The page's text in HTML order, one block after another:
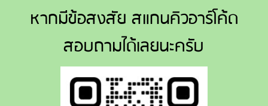
หากมีข้อสงสัย สแกนคิวอาร์โค้ด
สอบถามได้เลยนะครับ